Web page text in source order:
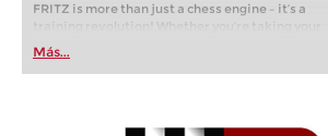
FRITZ is more than just a chess engine – it’s a
training revolution! Whether you’re taking your
first steps into the world of club chess, or already
playing at a tournament level: with FRITZ, you can
train more efficiently, intelligently and with a
Más...